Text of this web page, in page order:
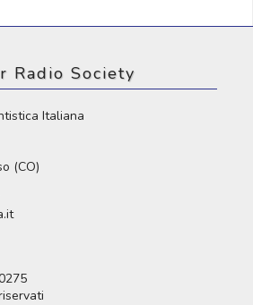
Radio Society
Italiana
(CO)